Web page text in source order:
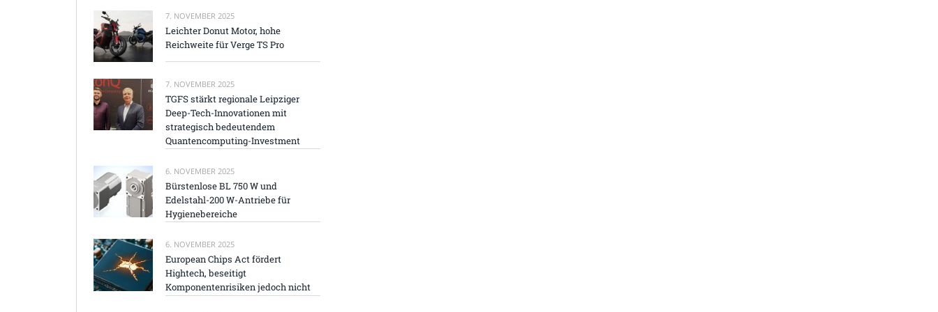
7. NOVEMBER 2025
Leichter Donut Motor, hohe
Reichweite für Verge TS Pro
7. NOVEMBER 2025
TGFS stärkt regionale Leipziger
Deep-Tech-Innovationen mit
strategisch bedeutendem
Quantencomputing-Investment
6. NOVEMBER 2025
Bürstenlose BL 750 W und
Edelstahl-200 W-Antriebe für
Hygienebereiche
6. NOVEMBER 2025
European Chips Act fördert
Hightech, beseitigt
Komponentenrisiken jedoch nicht